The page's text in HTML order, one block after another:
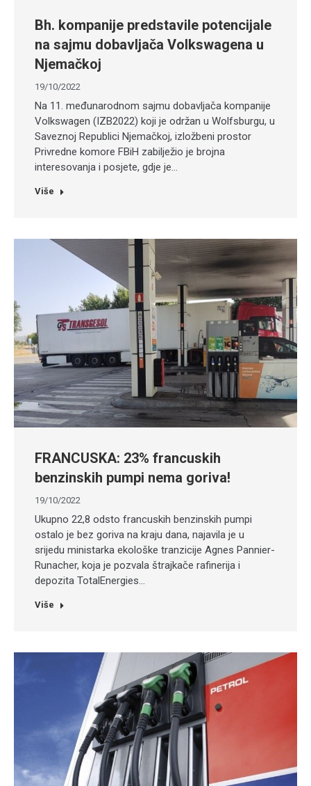
Bh. kompanije predstavile potencijale
na sajmu dobavljača Volkswagena u
Njemačkoj
19/10/2022
Na 11. međunarodnom sajmu dobavljača kompanije
Volkswagen (IZB2022) koji je održan u Wolfsburgu, u
Saveznoj Republici Njemačkoj, izložbeni prostor
Privredne komore FBiH zabilježio je brojna
interesovanja i posjete, gdje je…
Više
FRANCUSKA: 23% francuskih
benzinskih pumpi nema goriva!
19/10/2022
Ukupno 22,8 odsto francuskih benzinskih pumpi
ostalo je bez goriva na kraju dana, najavila je u
srijedu ministarka ekološke tranzicije Agnes Pannier-
Runacher, koja je pozvala štrajkače rafinerija i
depozita TotalEnergies…
Više